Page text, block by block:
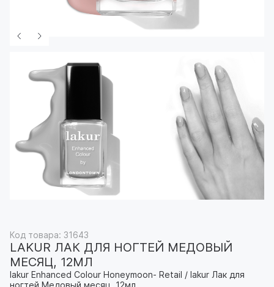
Код товара: 31643
LAKUR ЛАК ДЛЯ НОГТЕЙ МЕДОВЫЙ
МЕСЯЦ, 12МЛ
lakur Enhanced Colour Honeymoon- Retail / lakur Лак для
ногтей Медовый месяц, 12мл